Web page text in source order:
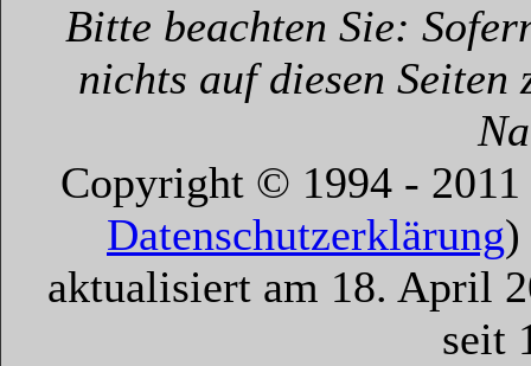
Bitte beachten Sie:
nichts auf diesen
Copyright © 1994 -
Datenschutzerklärung)
aktualisiert am 18. April
seit